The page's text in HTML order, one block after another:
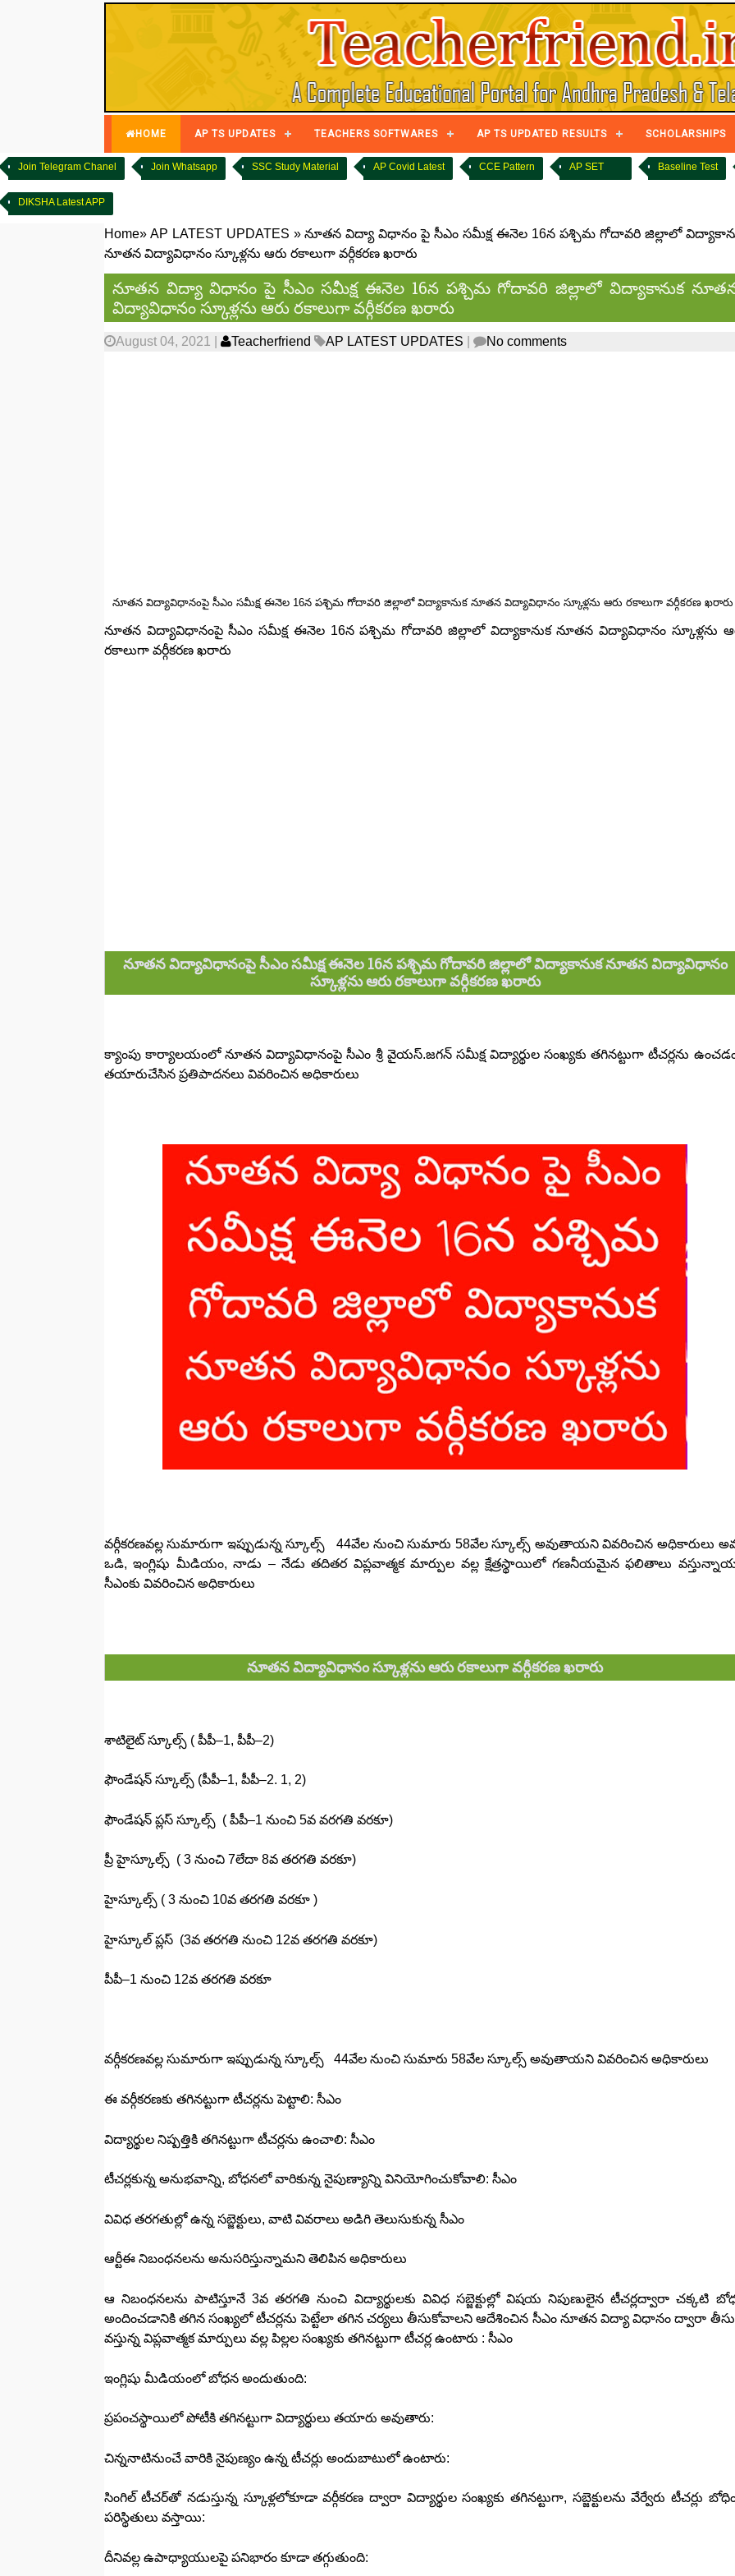
HOME AP TS UPDATES TEACHERS SOFTWARES AP TS UPDATED RESULTS SCHOLARSHIPS
Join Telegram Chanel Join Whatsapp SSC Study Material AP Covid Latest CCE Pattern AP SET Baseline Test
DIKSHA Latest APP
Home» AP LATEST UPDATES »నూతన విద్యా విధానం పై సీఎం సమీక్ష ఈనెల 16న పశ్చిమ గోదావరి జిల్లాలో
నూతన విద్యావిధానం స్కూళ్లను ఆరు రకాలుగా వర్గీకరణ ఖరారు
నూతన విద్యా విధానం పై సీఎం సమీక్ష ఈనెల 16న పశ్చిమ గోదావరి జిల్లాలో విద్యాకానుక
విద్యావిధానం స్కూళ్లను ఆరు రకాలుగా వర్గీకరణ ఖరారు
August 04, 2021 Teacherfriend AP LATEST UPDATES No comments
నూతన విద్యావిధానంపై సీఎం సమీక్ష ఈనెల 16న పశ్చిమ గోదావరి జిల్లాలో విద్యాకానుక నూతన విద్యావిధానం స్కూళ్లను ఆరు రకాలుగా వర్గీకరణ ఖరారు
నూతన విద్యావిధానంపై సీఎం సమీక్ష ఈనెల 16న పశ్చిమ గోదావరి జిల్లాలో విద్యాకానుక నూతన విద్యావిధానం స్కూళ్లను
రకాలుగా వర్గీకరణ ఖరారు
నూతన విద్యావిధానంపై సీఎం సమీక్ష ఈనెల 16న పశ్చిమ గోదావరి జిల్లాలో విద్యాకానుక నూతన విద్యావిధానం
స్కూళ్లను ఆరు రకాలుగా వర్గీకరణ ఖరారు
క్యాంపు కార్యాలయంలో నూతన విద్యావిధానంపై సీఎం శ్రీ వైయస్‌.జగన్‌ సమీక్ష విద్యార్థుల సంఖ్యకు తగినట్టుగా టీచర్లను
తయారుచేసిన ప్రతిపాదనలు వివరించిన అధికారులు
వర్గీకరణవల్ల సుమారుగా ఇప్పుడున్న స్కూల్స్‌ 44వేల నుంచి సుమారు 58వేల స్కూల్స్‌ అవుతాయని వివరించిన అధికారులు
ఒడి, ఇంగ్లిషు మీడియం, నాడు – నేడు తదితర విప్లవాత్మక మార్పుల వల్ల క్షేత్రస్థాయిలో గణనీయమైన ఫలితాలు
సీఎంకు వివరించిన అధికారులు
నూతన విద్యావిధానం స్కూళ్లను ఆరు రకాలుగా వర్గీకరణ ఖరారు
శాటిలైట్‌ స్కూల్స్‌ ( పీపీ–1, పీపీ–2)
ఫౌండేషన్‌ స్కూల్స్‌ (పీపీ–1, పీపీ–2. 1, 2)
ఫౌండేషన్‌ ప్లస్‌ స్కూల్స్‌ ( పీపీ–1 నుంచి 5వ వరగతి వరకూ)
ప్రీ హైస్కూల్స్‌ ( 3 నుంచి 7లేదా 8వ తరగతి వరకూ)
హైస్కూల్స్‌ ( 3 నుంచి 10వ తరగతి వరకూ )
హైస్కూల్‌ ప్లస్‌ (3వ తరగతి నుంచి 12వ తరగతి వరకూ)
పీపీ–1 నుంచి 12వ తరగతి వరకూ
వర్గీకరణవల్ల సుమారుగా ఇప్పుడున్న స్కూల్స్‌ 44వేల నుంచి సుమారు 58వేల స్కూల్స్‌ అవుతాయని వివరించిన అధికారులు
ఈ వర్గీకరణకు తగినట్టుగా టీచర్లను పెట్టాలి: సీఎం
విద్యార్థుల నిష్పత్తికి తగినట్టుగా టీచర్లను ఉంచాలి: సీఎం
టీచర్లకున్న అనుభవాన్ని, బోధనలో వారికున్న నైపుణ్యాన్ని వినియోగించుకోవాలి: సీఎం
వివిధ తరగతుల్లో ఉన్న సబ్జెక్టులు, వాటి వివరాలు అడిగి తెలుసుకున్న సీఎం
ఆర్టీఈ నిబంధనలను అనుసరిస్తున్నామని తెలిపిన అధికారులు
ఆ నిబంధనలను పాటిస్తూనే 3వ తరగతి నుంచి విద్యార్థులకు వివిధ సబ్జెక్టుల్లో విషయ నిపుణులైన టీచర్లద్వారా చక్కటి
అందించడానికి తగిన సంఖ్యలో టీచర్లను పెట్టేలా తగిన చర్యలు తీసుకోవాలని ఆదేశించిన సీఎం నూతన విద్యా విధానం ద్వారా
వస్తున్న విప్లవాత్మక మార్పులు వల్ల పిల్లల సంఖ్యకు తగినట్టుగా టీచర్ల ఉంటారు : సీఎం
ఇంగ్లిషు మీడియంలో బోధన అందుతుంది:
ప్రపంచస్థాయిలో పోటీకి తగినట్టుగా విద్యార్థులు తయారు అవుతారు:
చిన్ననాటినుంచే వారికి నైపుణ్యం ఉన్న టీచర్లు అందుబాటులో ఉంటారు:
సింగిల్‌ టీచర్‌తో నడుస్తున్న స్కూళ్లలోకూడా వర్గీకరణ ద్వారా విద్యార్థుల సంఖ్యకు తగినట్టుగా, సబ్జెక్టులను వేర్వేరు టీచర్లు
పరిస్థితులు వస్తాయి:
దీనివల్ల ఉపాధ్యాయులపై పనిభారం కూడా తగ్గుతుంది: